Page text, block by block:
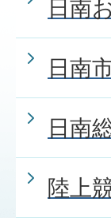
日南
日南
日南
陸上